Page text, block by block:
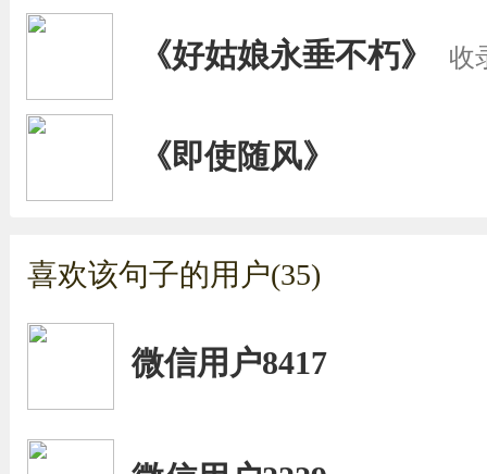
《好姑娘永垂不朽》 收
《即使随风》
喜欢该句子的用户(35)
微信用户8417